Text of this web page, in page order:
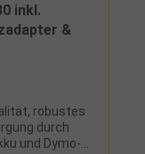
inkl.
&
robustes
durch
und Dymo-